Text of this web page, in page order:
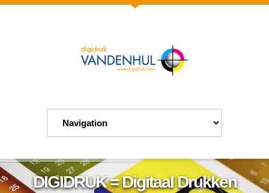
DIGIDRUK = Digitaal Drukken